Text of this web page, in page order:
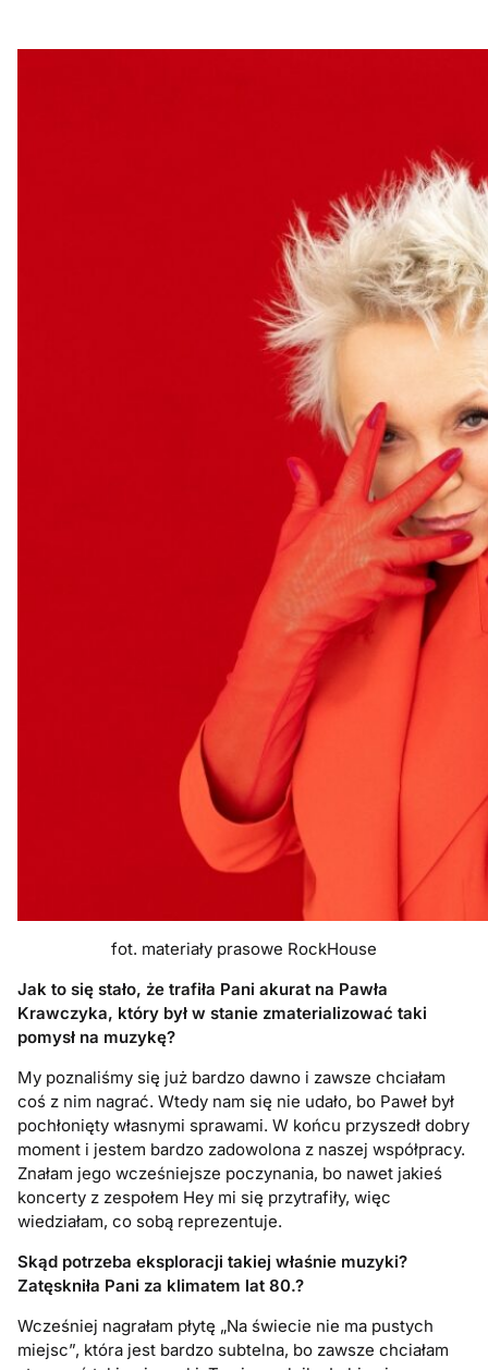
fot. materiały prasowe RockHouse
Jak to się stało, że trafiła Pani akurat na Pawła
Krawczyka, który był w stanie zmaterializować taki
pomysł na muzykę?
My poznaliśmy się już bardzo dawno i zawsze chciałam
coś z nim nagrać. Wtedy nam się nie udało, bo Paweł był
pochłonięty własnymi sprawami. W końcu przyszedł dobry
moment i jestem bardzo zadowolona z naszej współpracy.
Znałam jego wcześniejsze poczynania, bo nawet jakieś
koncerty z zespołem Hey mi się przytrafiły, więc
wiedziałam, co sobą reprezentuje.
Skąd potrzeba eksploracji takiej właśnie muzyki?
Zatęskniła Pani za klimatem lat 80.?
Wcześniej nagrałam płytę „Na świecie nie ma pustych
miejsc”, która jest bardzo subtelna, bo zawsze chciałam